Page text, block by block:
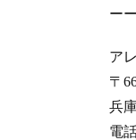
ー
ア
〒
兵
電